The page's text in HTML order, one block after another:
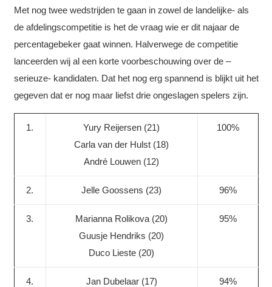
Met nog twee wedstrijden te gaan in zowel de landelijke- als
de afdelingscompetitie is het de vraag wie er dit najaar de
percentagebeker gaat winnen. Halverwege de competitie
lanceerden wij al een korte voorbeschouwing over de –
serieuze- kandidaten. Dat het nog erg spannend is blijkt uit het
gegeven dat er nog maar liefst drie ongeslagen spelers zijn.
1.
Yury Reijersen (21)
Carla van der Hulst (18)
André Louwen (12)
100%
2. Jelle Goossens (23) 96%
3.
Marianna Rolikova (20)
Guusje Hendriks (20)
Duco Lieste (20)
95%
4.
Jan Dubelaar (17)
94%